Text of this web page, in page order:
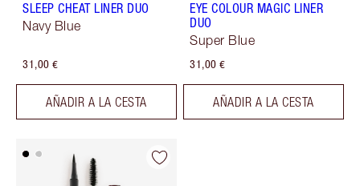
SLEEP CHEAT LINER DUO
Navy Blue
31,00 €
AÑADIR A LA CESTA
EYE COLOUR MAGIC LINER
DUO
Super Blue
31,00 €
AÑADIR A LA CESTA